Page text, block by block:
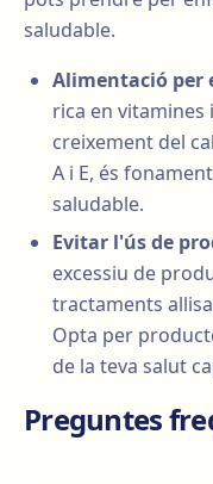
saludable.
Alimentació per
rica en vitamines
creixement del
A i E, és
saludable.
Evitar l'ús de
excessiu de
tractaments
Opta per
de la teva salut
Preguntes